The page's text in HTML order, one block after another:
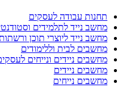
עבודה לעסקים
נייד לתלמידים וסטודנטים
נייד ליוצרי תוכן ורשתות חברתיות
לבית וללימודים
ניידים ונייחים לעסקים
ניידים
נייחים